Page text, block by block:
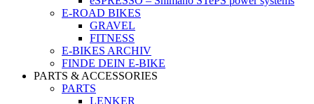
E-ROAD BIKES
GRAVEL
FITNESS
E-BIKES ARCHIV
FINDE DEIN E-BIKE
PARTS & ACCESSORIES
PARTS
LENKER